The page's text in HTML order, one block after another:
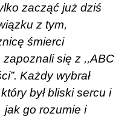
zacząć już dziś
z tym,
śmierci
zapoznali się z ,,ABC
Każdy wybrał
był bliski sercu i
jak go rozumie i